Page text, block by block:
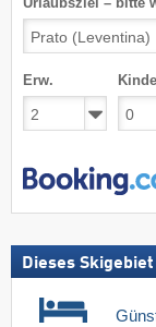
Erw.
Dieses